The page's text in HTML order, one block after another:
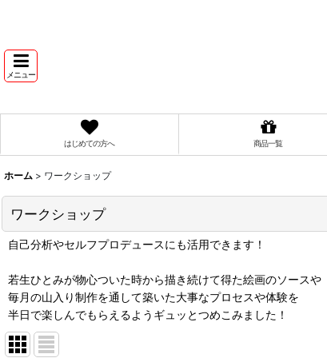
メニュー
はじめての方へ 商品一覧
ホーム > ワークショップ
ワークショップ
自己分析やセルフプロデュースにも活用できます！
若生ひとみが物心ついた時から描き続けて得た絵画のソースや
毎月の山入り制作を通して築いた大事なプロセスや体験を
半日で楽しんでもらえるようギュッとつめこみました！